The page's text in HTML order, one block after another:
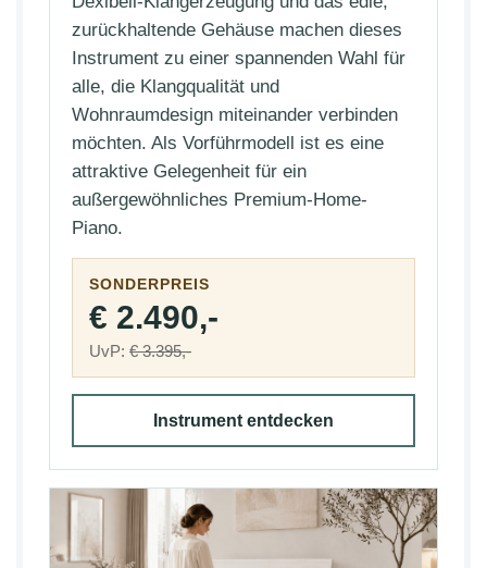
zurückhaltende Gehäuse machen dieses
Instrument zu einer spannenden Wahl für
alle, die Klangqualität und
Wohnraumdesign miteinander verbinden
möchten. Als Vorführmodell ist es eine
attraktive Gelegenheit für ein
außergewöhnliches Premium-Home-
Piano.
SONDERPREIS
€ 2.490,-
UvP: € 3.395,-
Instrument entdecken